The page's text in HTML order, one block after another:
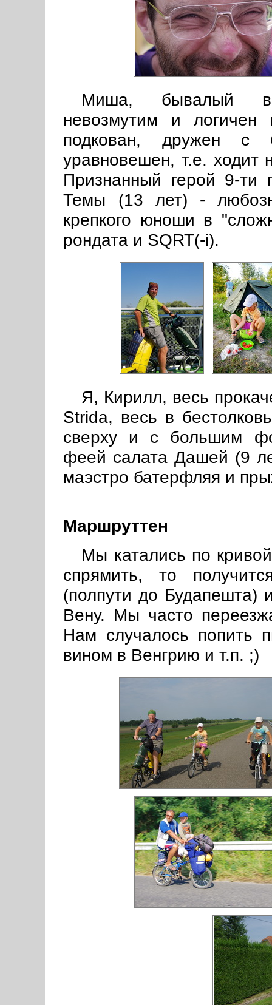
Миша, бывалый
невозмутим и
подкован, дружен с
уравновешен, т.е. ходит
Признанный герой 9-ти
Темы (13 лет) -
крепкого юноши в
рондата и SQRT(-i).
Я, Кирилл, весь
Strida, весь в
сверху и с большим
феей салата Дашей (9
маэстро батерфляя и
Маршруттен
Мы катались по
спрямить, то
(полпути до Будапешта)
Вену. Мы часто
Нам случалось попить
вином в Венгрию и т.п. ;)